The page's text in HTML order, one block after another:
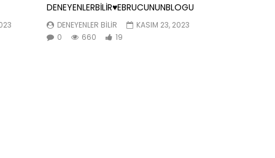
DENEYENLERBİLİR♥️EBRUCUNUNBLOGU
DENEYENLER BILIR
KASIM 23, 2023
0
660 19